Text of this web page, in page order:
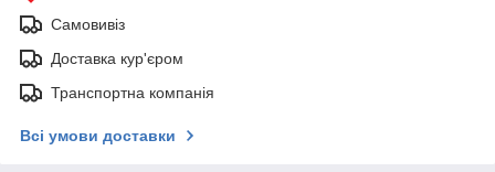
Самовивіз
Доставка кур'єром
Транспортна компанія
Всі умови доставки